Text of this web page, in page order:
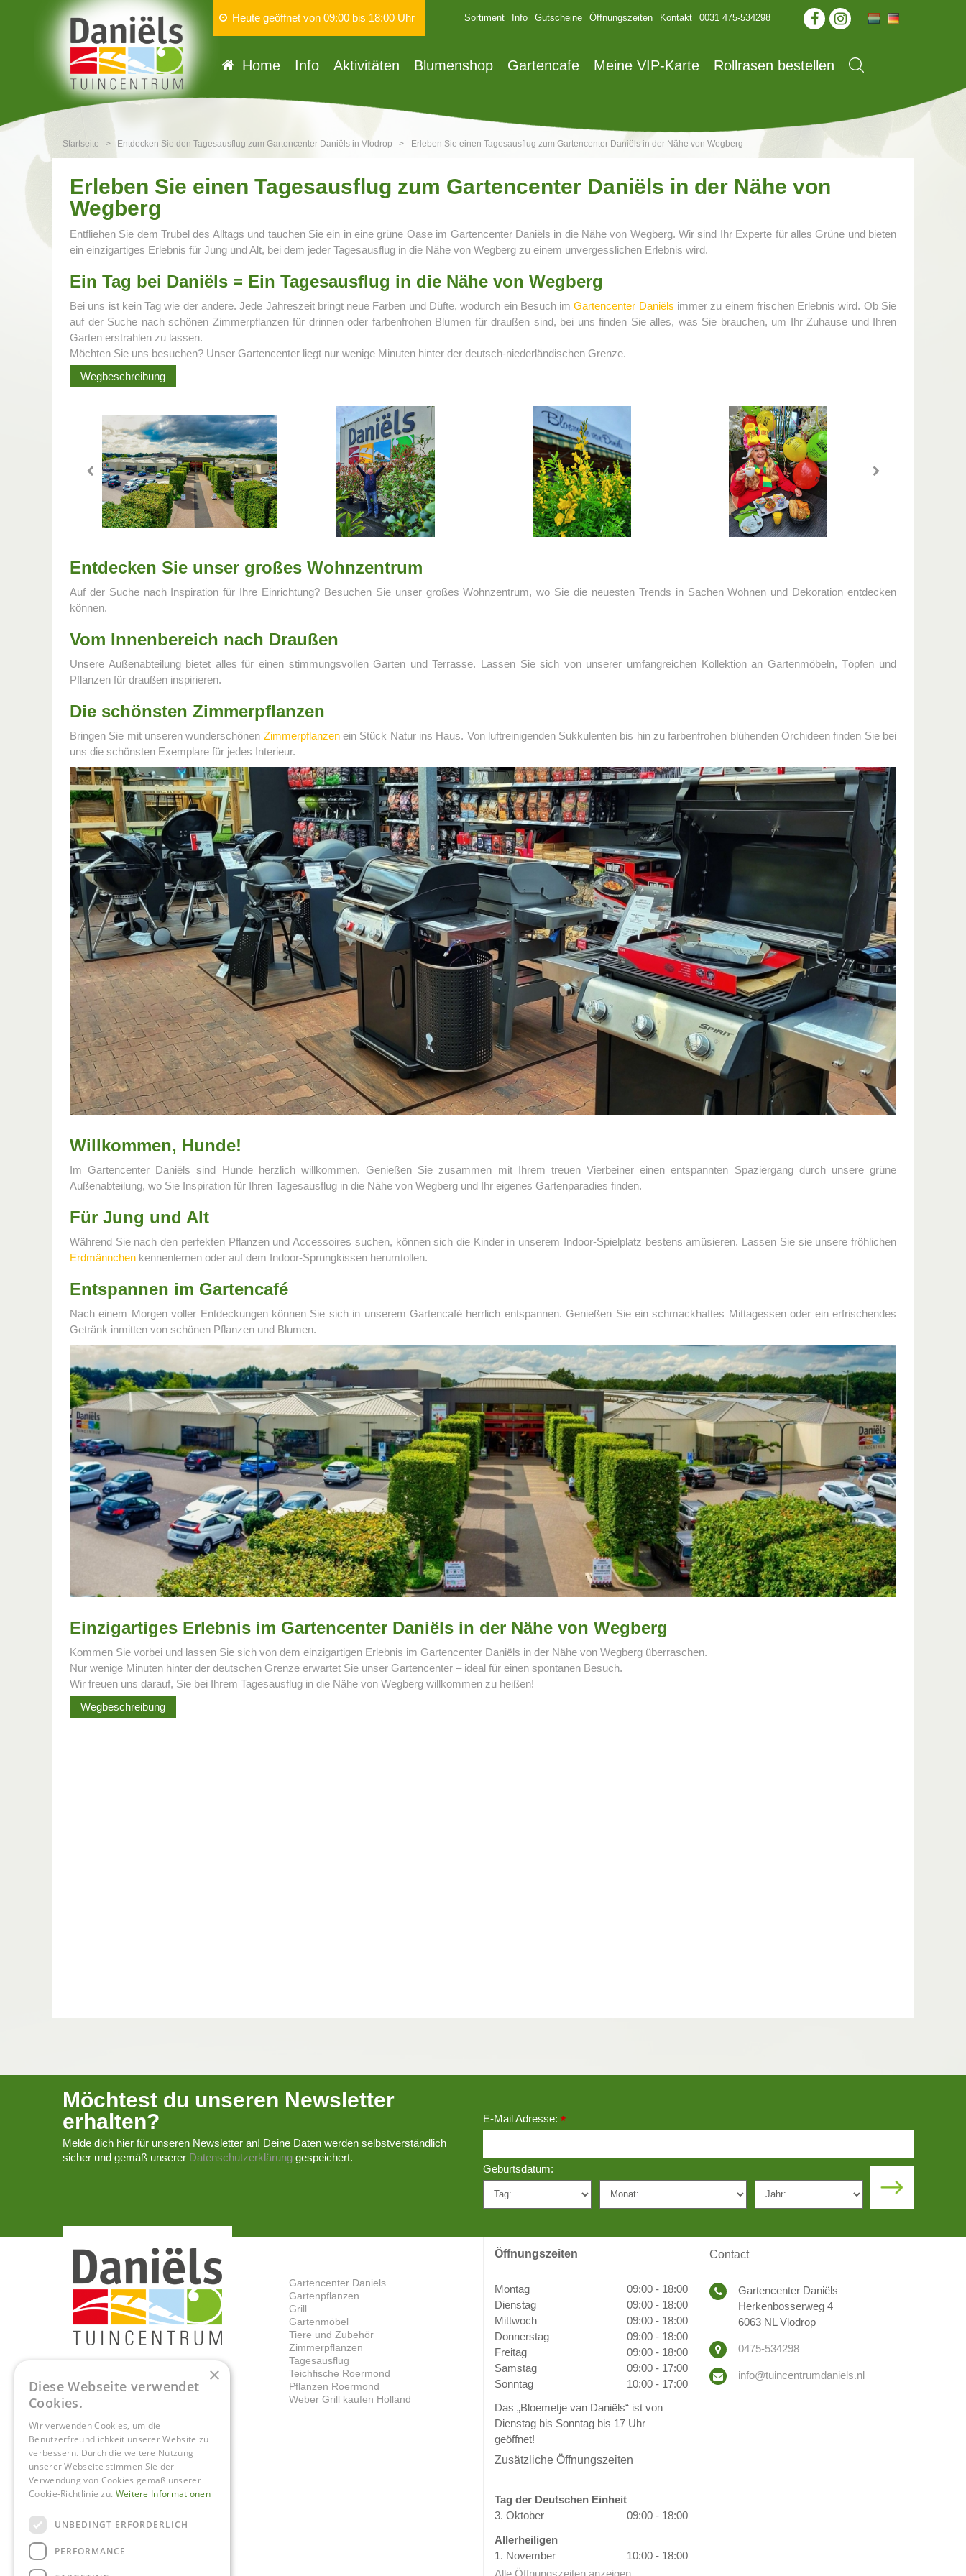
Startseite > Entdecken Sie den Tagesausflug zum Gartencenter Daniëls in Vlodrop > Erleben Sie einen Tagesausflug zum Gartencenter Daniëls in der Nähe von Wegberg
Sortiment Info Gutscheine Öffnungszeiten Kontakt 0031 475-534298
Home Info Aktivitäten Blumenshop Gartencafe Meine VIP-Karte Rollrasen bestellen
Heute geöffnet von 09:00 bis 18:00 Uhr
Erleben Sie einen Tagesausflug zum Gartencenter Daniëls in der Nähe von
Wegberg
Entfliehen Sie dem Trubel des Alltags und tauchen Sie ein in eine grüne Oase im Gartencenter Daniëls in die Nähe von Wegberg. Wir sind Ihr Experte für alles Grüne und bieten
ein einzigartiges Erlebnis für Jung und Alt, bei dem jeder Tagesausflug in die Nähe von Wegberg zu einem unvergesslichen Erlebnis wird.
Ein Tag bei Daniëls = Ein Tagesausflug in die Nähe von Wegberg
Bei uns ist kein Tag wie der andere. Jede Jahreszeit bringt neue Farben und Düfte, wodurch ein Besuch imGartencenter Daniëls immer zu einem frischen Erlebnis wird. Ob Sie
auf der Suche nach schönen Zimmerpflanzen für drinnen oder farbenfrohen Blumen für draußen sind, bei uns finden Sie alles, was Sie brauchen, um Ihr Zuhause und Ihren
Garten erstrahlen zu lassen.
Möchten Sie uns besuchen? Unser Gartencenter liegt nur wenige Minuten hinter der deutsch-niederländischen Grenze.
Wegbeschreibung
Entdecken Sie unser großes Wohnzentrum
Auf der Suche nach Inspiration für Ihre Einrichtung? Besuchen Sie unser großes Wohnzentrum, wo Sie die neuesten Trends in Sachen Wohnen und Dekoration entdecken
können.
Vom Innenbereich nach Draußen
Unsere Außenabteilung bietet alles für einen stimmungsvollen Garten und Terrasse. Lassen Sie sich von unserer umfangreichen Kollektion an Gartenmöbeln, Töpfen und
Pflanzen für draußen inspirieren.
Die schönsten Zimmerpflanzen
Bringen Sie mit unseren wunderschönen Zimmerpflanzenein Stück Natur ins Haus. Von luftreinigenden Sukkulenten bis hin zu farbenfrohen blühenden Orchideen finden Sie bei
uns die schönsten Exemplare für jedes Interieur.
Willkommen, Hunde!
Im Gartencenter Daniëls sind Hunde herzlich willkommen. Genießen Sie zusammen mit Ihrem treuen Vierbeiner einen entspannten Spaziergang durch unsere grüne
Außenabteilung, wo Sie Inspiration für Ihren Tagesausflug in die Nähe von Wegberg und Ihr eigenes Gartenparadies finden.
Für Jung und Alt
Während Sie nach den perfekten Pflanzen und Accessoires suchen, können sich die Kinder in unserem Indoor-Spielplatz bestens amüsieren. Lassen Sie sie unsere fröhlichen
Erdmännchen kennenlernen oder auf dem Indoor-Sprungkissen herumtollen.
Entspannen im Gartencafé
Nach einem Morgen voller Entdeckungen können Sie sich in unserem Gartencafé herrlich entspannen. Genießen Sie ein schmackhaftes Mittagessen oder ein erfrischendes
Getränk inmitten von schönen Pflanzen und Blumen.
Einzigartiges Erlebnis im Gartencenter Daniëls in der Nähe von Wegberg
Kommen Sie vorbei und lassen Sie sich von dem einzigartigen Erlebnis im Gartencenter Daniëls in der Nähe von Wegberg überraschen.
Nur wenige Minuten hinter der deutschen Grenze erwartet Sie unser Gartencenter – ideal für einen spontanen Besuch.
Wir freuen uns darauf, Sie bei Ihrem Tagesausflug in die Nähe von Wegberg willkommen zu heißen!
Wegbeschreibung
Möchtest du unseren Newsletter
erhalten?
Melde dich hier für unseren Newsletter an! Deine Daten werden selbstverständlich
sicher und gemäß unserer Datenschutzerklärung gespeichert.
E-Mail Adresse: *
Geburtsdatum:
Gartencenter Daniels
Gartenpflanzen
Grill
Gartenmöbel
Tiere und Zubehör
Zimmerpflanzen
Tagesausflug
Teichfische Roermond
Pflanzen Roermond
Weber Grill kaufen Holland
Öffnungszeiten
Montag
09:00 - 18:00
Dienstag
09:00 - 18:00
Mittwoch
09:00 - 18:00
Donnerstag
09:00 - 18:00
Freitag
09:00 - 18:00
Samstag
09:00 - 17:00
Sonntag
10:00 - 17:00
Das „Bloemetje van Daniëls“ ist von
Dienstag bis Sonntag bis 17 Uhr
geöffnet!
Zusätzliche Öffnungszeiten
Tag der Deutschen Einheit
3. Oktober
09:00 - 18:00
Allerheiligen
1. November
10:00 - 18:00
Contact
Gartencenter Daniëls
Herkenbosserweg 4
6063 NL Vlodrop
0475-534298
info@tuincentrumdaniels.nl
×
Diese Webseite verwendet
Cookies.
Wir verwenden Cookies, um die
Benutzerfreundlichkeit unserer Website zu
verbessern. Durch die weitere Nutzung
unserer Webseite stimmen Sie der
Verwendung von Cookies gemäß unserer
Cookie-Richtlinie zu. Weitere Informationen
UNBEDINGT ERFORDERLICH
PERFORMANCE